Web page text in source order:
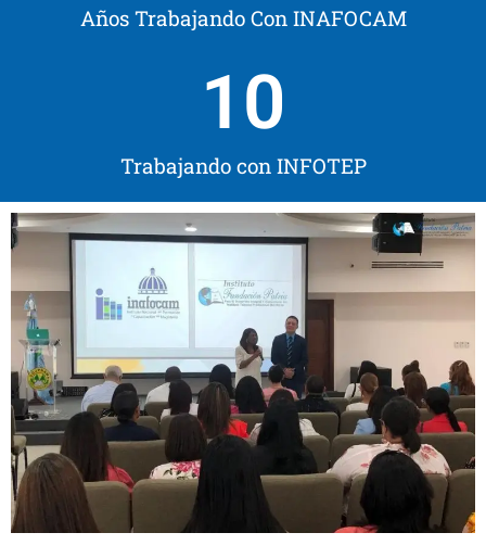
Años Trabajando Con INAFOCAM
Trabajando con INFOTEP
10